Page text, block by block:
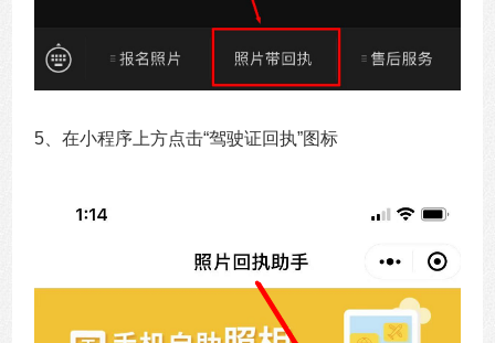
5、在小程序上方点击“驾驶证回执”图标